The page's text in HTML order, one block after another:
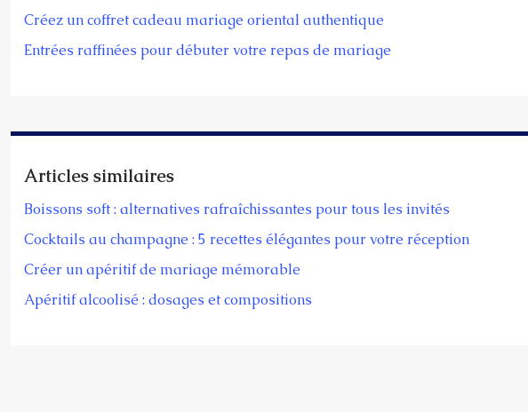
Créez un coffret cadeau mariage oriental authentique
Entrées raffinées pour débuter votre repas de mariage
Articles similaires
Boissons soft : alternatives rafraîchissantes pour tous les invités
Cocktails au champagne : 5 recettes élégantes pour votre réception
Créer un apéritif de mariage mémorable
Apéritif alcoolisé : dosages et compositions